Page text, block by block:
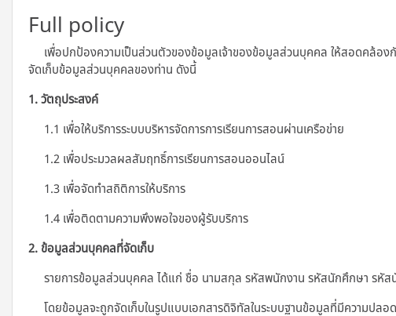
Full policy
เพื่อปกป้องความเป็นส่วนตัวของข้อมูลเจ้าของข้อมูลส่วนบุคคล ให้สอดคล้อง
จัดเก็บข้อมูลส่วนบุคคลของท่าน ดังนี้
1. วัตถุประสงค์
1.1 เพื่อให้บริการระบบบริหารจัดการการเรียนการสอนผ่านเครือข่าย
1.2 เพื่อประมวลผลสัมฤทธิ์การเรียนการสอนออนไลน์
1.3 เพื่อจัดทำสถิติการให้บริการ
1.4 เพื่อติดตามความพึงพอใจของผู้รับบริการ
2. ข้อมูลส่วนบุคคลที่จัดเก็บ
รายการข้อมูลส่วนบุคคล ได้แก่ ชื่อ นามสกุล รหัสพนักงาน รหัสนักศึกษา รหัสนั
โดยข้อมูลจะถูกจัดเก็บในรูปแบบเอกสารดิจิทัลในระบบฐานข้อมูลที่มีความปลอ